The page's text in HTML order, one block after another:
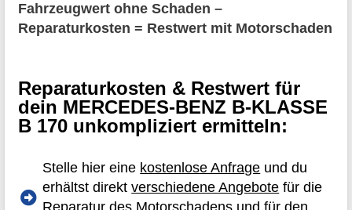
Fahrzeugwert ohne Schaden –
Reparaturkosten = Restwert mit Motorschaden
Reparaturkosten & Restwert für
dein MERCEDES-BENZ B-KLASSE
B 170 unkompliziert ermitteln:
Stelle hier eine kostenlose Anfrage und du
erhältst direktverschiedene Angebote für die